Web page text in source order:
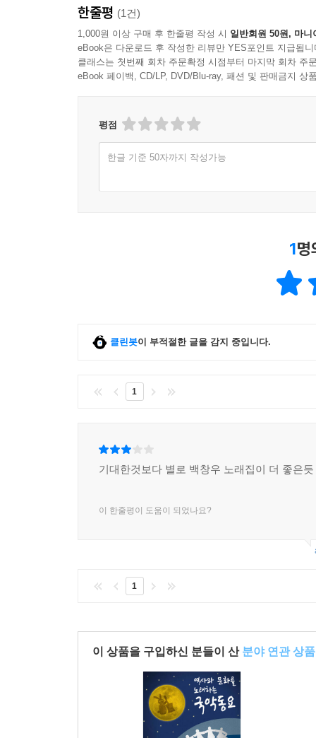
한줄평 (1건)
1,000원 이상 구매 후 한줄평 작성 시 일반회원 50원, 마니
eBook은 다운로드 후 작성한 리뷰만 YES포인트 지급됩니
클래스는 첫번째 회차 주문확정 시점부터 마지막 회차 주
eBook 페이백, CD/LP, DVD/Blu-ray, 패션 및 판매금지 상
평점
한글 기준 50자까지 작성가능
1명
클린봇이 부적절한 글을 감지 중입니다.
1
기대한것보다 별로 백창우 노래집이 더 좋은듯
이 한줄평이 도움이 되었나요?
1
이 상품을 구입하신 분들이 산 분야 연관 상품